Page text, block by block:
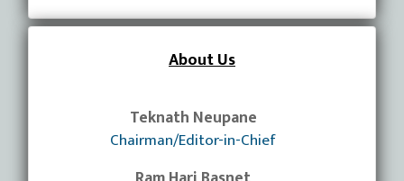
About Us
Teknath Neupane
Chairman/Editor-in-Chief